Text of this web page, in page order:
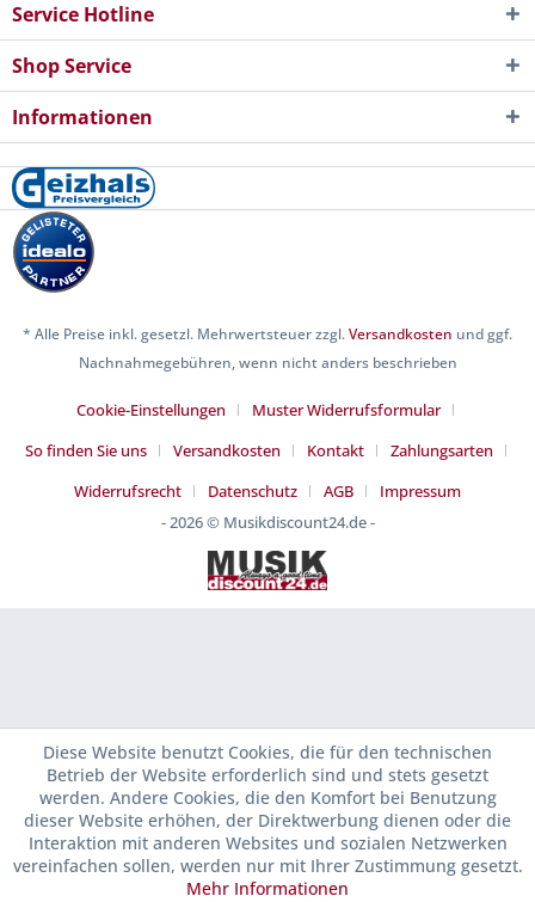
Service Hotline
Shop Service
Informationen
* Alle Preise inkl. gesetzl. Mehrwertsteuer zzgl.Versandkosten und ggf.
Nachnahmegebühren, wenn nicht anders beschrieben
Cookie-Einstellungen
Muster Widerrufsformular
So finden Sie uns
Versandkosten Kontakt
Zahlungsarten
Widerrufsrecht
Datenschutz AGB
Impressum
- 2026 © Musikdiscount24.de -
Diese Website benutzt Cookies, die für den technischen
Betrieb der Website erforderlich sind und stets gesetzt
werden. Andere Cookies, die den Komfort bei Benutzung
dieser Website erhöhen, der Direktwerbung dienen oder die
Interaktion mit anderen Websites und sozialen Netzwerken
vereinfachen sollen, werden nur mit Ihrer Zustimmung gesetzt.
Mehr Informationen